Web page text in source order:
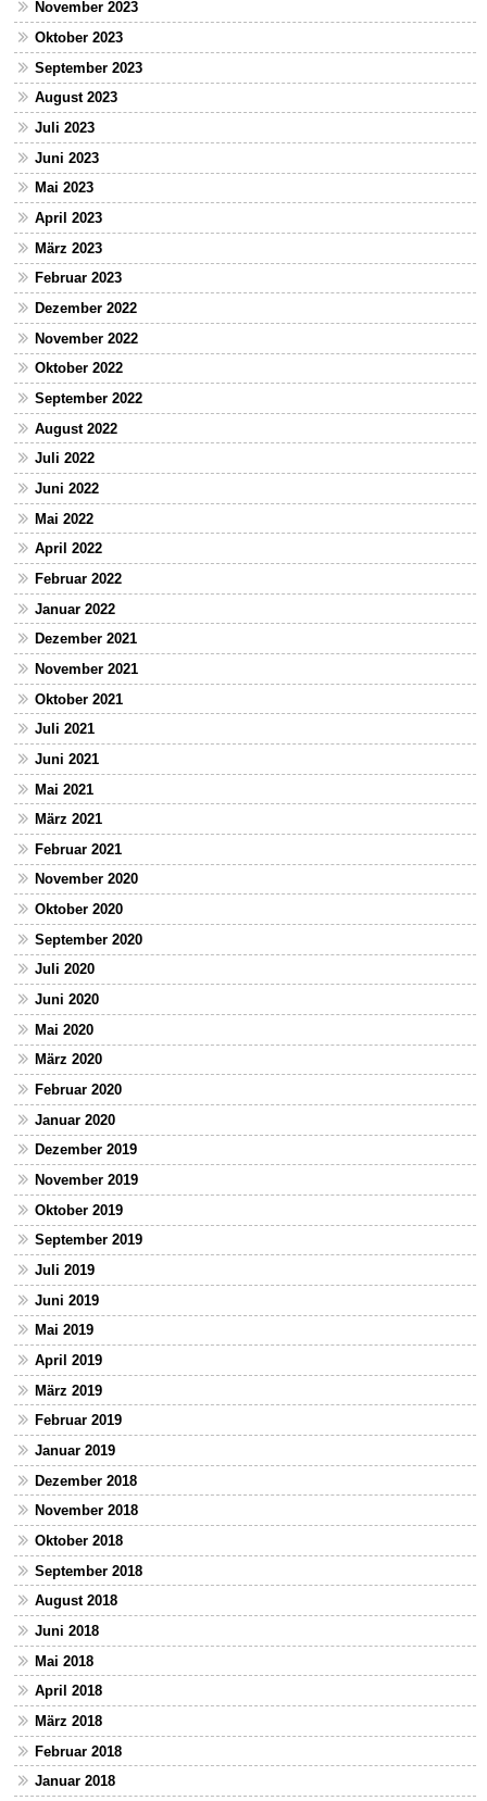
November 2023
Oktober 2023
September 2023
August 2023
Juli 2023
Juni 2023
Mai 2023
April 2023
März 2023
Februar 2023
Dezember 2022
November 2022
Oktober 2022
September 2022
August 2022
Juli 2022
Juni 2022
Mai 2022
April 2022
Februar 2022
Januar 2022
Dezember 2021
November 2021
Oktober 2021
Juli 2021
Juni 2021
Mai 2021
März 2021
Februar 2021
November 2020
Oktober 2020
September 2020
Juli 2020
Juni 2020
Mai 2020
März 2020
Februar 2020
Januar 2020
Dezember 2019
November 2019
Oktober 2019
September 2019
Juli 2019
Juni 2019
Mai 2019
April 2019
März 2019
Februar 2019
Januar 2019
Dezember 2018
November 2018
Oktober 2018
September 2018
August 2018
Juni 2018
Mai 2018
April 2018
März 2018
Februar 2018
Januar 2018